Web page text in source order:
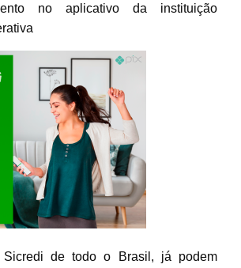
no aplicativo da instituição
Sicredi de todo o Brasil, já podem